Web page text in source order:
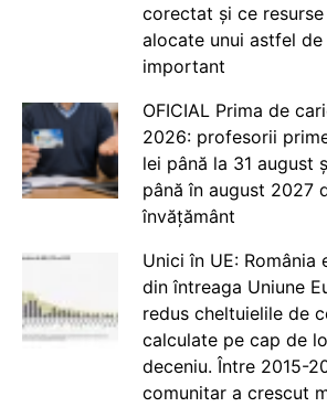
corectat și ce
alocate unui astfel
important
OFICIAL Prima de
2026: profesorii
lei până la 31 august
până în august 2027
învățământ
Unici în UE: România
din întreaga Uniune
redus cheltuielile de
calculate pe cap de
deceniu. Între 2015-
comunitar a crescut